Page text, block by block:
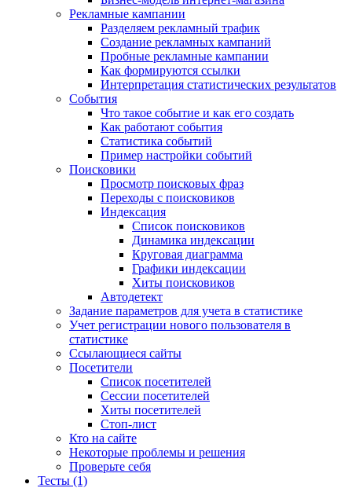
Рекламные кампании
Разделяем рекламный трафик
Создание рекламных кампаний
Пробные рекламные кампании
Как формируются ссылки
Интерпретация статистических результатов
События
Что такое событие и как его создать
Как работают события
Статистика событий
Пример настройки событий
Поисковики
Просмотр поисковых фраз
Переходы с поисковиков
Индексация
Список поисковиков
Динамика индексации
Круговая диаграмма
Графики индексации
Хиты поисковиков
Автодетект
Задание параметров для учета в статистике
Учет регистрации нового пользователя в
статистике
Ссылающиеся сайты
Посетители
Список посетителей
Сессии посетителей
Хиты посетителей
Стоп-лист
Кто на сайте
Некоторые проблемы и решения
Проверьте себя
Тесты (1)